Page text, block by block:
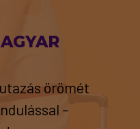
örömét
–